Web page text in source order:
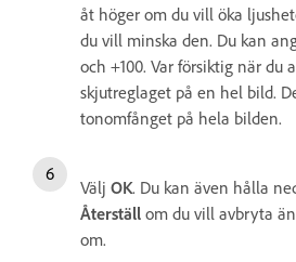
åt höger om du vill öka
du vill minska den. Du kan
och +100. Var försiktig när du
skjutreglaget på en hel bild.
tonomfånget på hela bilden.
Välj OK. Du kan även hålla
Återställ om du vill avbryta
om.